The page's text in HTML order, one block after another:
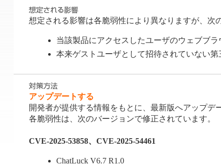
想定される影響は各脆弱性により異なりますが、次
当該製品にアクセスしたユーザのウェブブラ
本来ゲストユーザとして招待されていない第
アップデートする
開発者が提供する情報をもとに、最新版へアップデ
各脆弱性は、次のバージョンで修正されています。
CVE-2025-53858、CVE-2025-54461
ChatLuck V6.7 R1.0